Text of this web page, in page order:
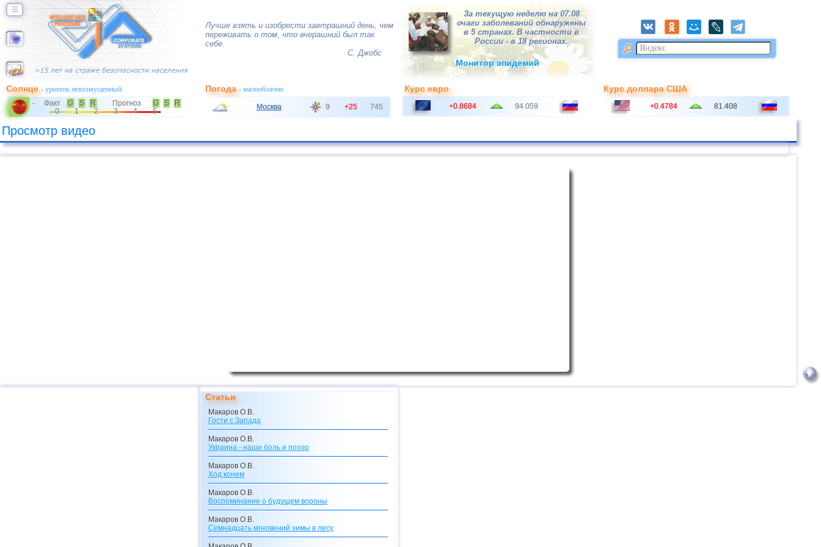
☰
Лучше взять и изобрести завтрашний день, чем
переживать о том, что вчерашний был так
себе.
С. Джобс
За текущую неделю на 07.08
очаги заболеваний обнаружены
в 5 странах. В частности в
России - в 18 регионах.
Монитор эпидемий
Солнце- уровень невозмущенный
- Факт G S R Прогноз G S
R
0
1 2 3 4 5
Погода- малооблачно
Москва 9 +25 745
Курс евро
+0.8684 94.059
Курс доллара США
+0.4784 81.408
Просмотр видео
Статьи
Макаров О.В.
Гости с Запада
Макаров О.В.
Украина - наши боль и позор
Макаров О.В.
Ход конем
Макаров О.В.
Воспоминание о будущем вороны
Макаров О.В.
Семнадцать мгновений зимы в лесу